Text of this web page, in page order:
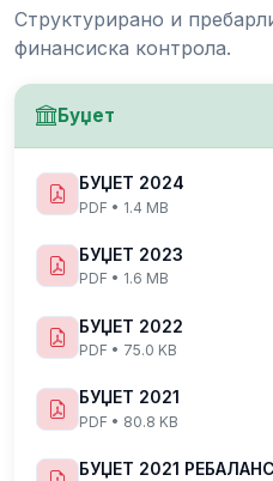
Структурирано и
финансиска контрола.
Буџет
БУЏЕТ 2024
PDF • 1.4 MB
БУЏЕТ 2023
PDF • 1.6 MB
БУЏЕТ 2022
PDF • 75.0 KB
БУЏЕТ 2021
PDF • 80.8 KB
БУЏЕТ 2021 РЕБАЛАНС